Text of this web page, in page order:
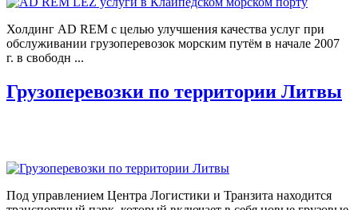
Холдинг AD REM с целью улучшения качества услуг при
обслуживании грузоперевозок морским путём в начале 2007
г. в свободн ...
Грузоперевозки по территории Литвы
Под управлением Центра Логистики и Транзита находится